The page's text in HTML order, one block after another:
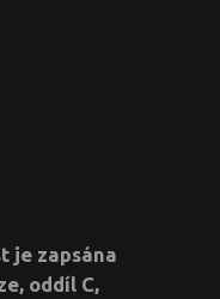
je zapsána
oddíl C,